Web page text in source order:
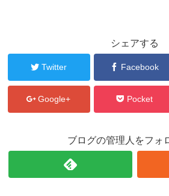
シェアする
Twitter Facebook
Google+ Pocket
ブログの管理人をフォ